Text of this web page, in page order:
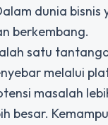
dunia bisnis
berkembang.
satu
melalui
masalah
besar.